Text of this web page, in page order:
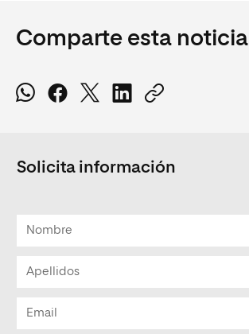
Comparte esta noticia
Solicita información